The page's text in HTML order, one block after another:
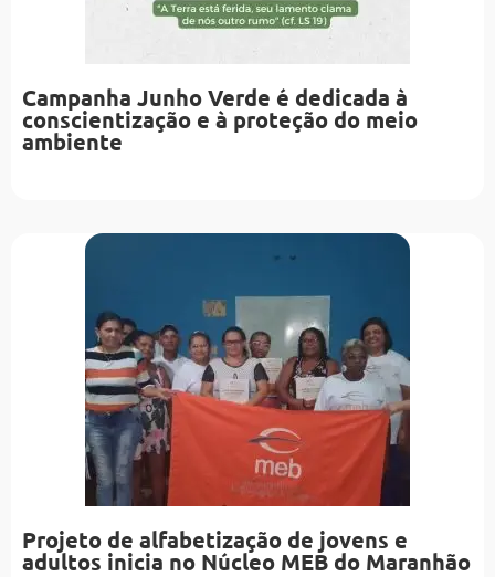
Campanha Junho Verde é dedicada à
conscientização e à proteção do meio
ambiente
Projeto de alfabetização de jovens e
adultos inicia no Núcleo MEB do Maranhão